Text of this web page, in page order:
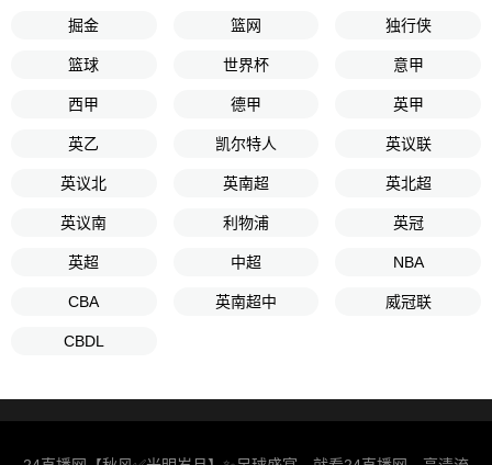
掘金 篮网 独行侠
篮球 世界杯 意甲
西甲 德甲 英甲
英乙 凯尔特人 英议联
英议北 英南超 英北超
英议南 利物浦 英冠
英超 中超 NBA
CBA 英南超中 威冠联
CBDL